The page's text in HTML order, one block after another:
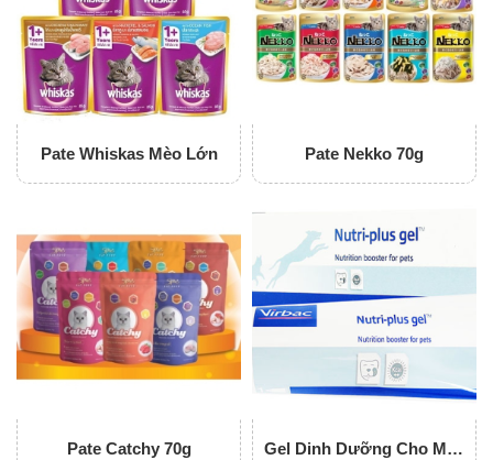
Pate Whiskas Mèo Lớn Pate Nekko 70g
Pate Catchy 70g
Gel Dinh Dưỡng Cho Mèo